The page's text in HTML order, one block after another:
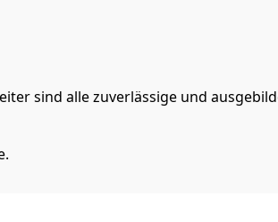
sind alle zuverlässige und